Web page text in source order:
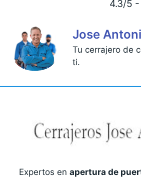
4.3/5
Jose
Tu cerrajero de
ti.
Expertos en apertura de